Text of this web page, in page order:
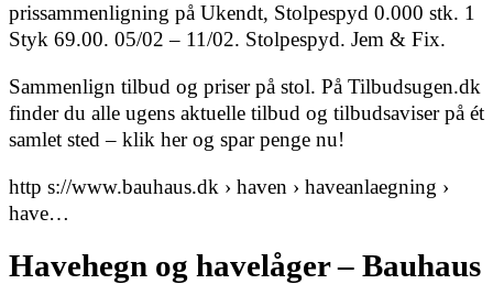
prissammenligning på Ukendt, Stolpespyd 0.000 stk. 1
Styk 69.00. 05/02 – 11/02. Stolpespyd. Jem & Fix.
Sammenlign tilbud og priser på stol. På Tilbudsugen.dk
finder du alle ugens aktuelle tilbud og tilbudsaviser på ét
samlet sted – klik her og spar penge nu!
http s://www.bauhaus.dk › haven › haveanlaegning ›
have…
Havehegn og havelåger – Bauhaus